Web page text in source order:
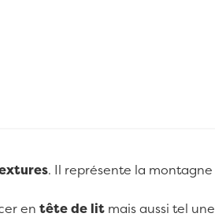
. Il représente la montagne
en tête de lit mais aussi tel une